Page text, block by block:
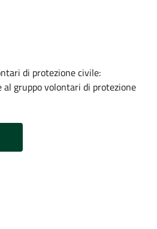
di protezione civile:
al gruppo volontari di protezione